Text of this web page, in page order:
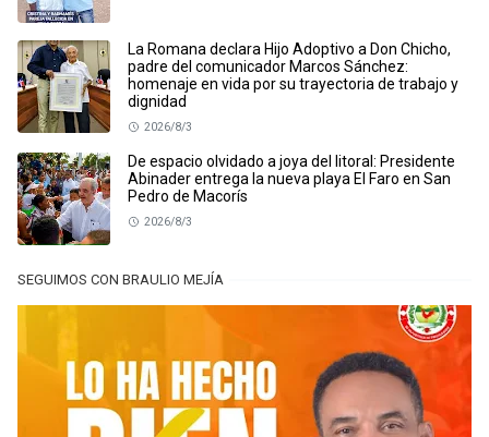
La Romana declara Hijo Adoptivo a Don Chicho,
padre del comunicador Marcos Sánchez:
homenaje en vida por su trayectoria de trabajo y
dignidad
2026/8/3
De espacio olvidado a joya del litoral: Presidente
Abinader entrega la nueva playa El Faro en San
Pedro de Macorís
2026/8/3
SEGUIMOS CON BRAULIO MEJÍA